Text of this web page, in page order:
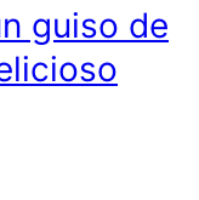
guiso de